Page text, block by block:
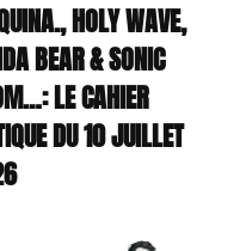
HOLY WAVE,
BEAR & SONIC
LE CAHIER
DU 10 JUILLET